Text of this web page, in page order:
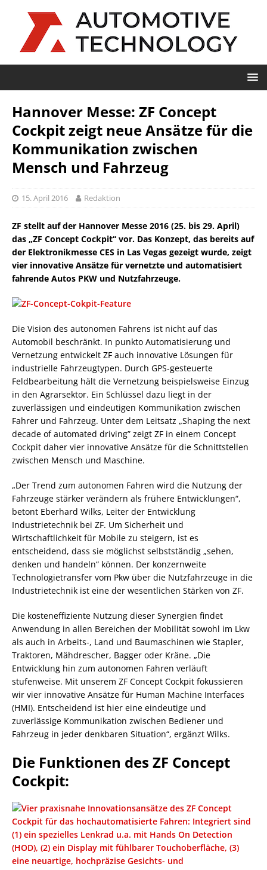
Hannover Messe: ZF Concept
Cockpit zeigt neue Ansätze für die
Kommunikation zwischen
Mensch und Fahrzeug
15. April 2016 Redaktion
ZF stellt auf der Hannover Messe 2016 (25. bis 29. April)
das „ZF Concept Cockpit“ vor. Das Konzept, das bereits auf
der Elektronikmesse CES in Las Vegas gezeigt wurde, zeigt
vier innovative Ansätze für vernetzte und automatisiert
fahrende Autos PKW und Nutzfahrzeuge.
Die Vision des autonomen Fahrens ist nicht auf das
Automobil beschränkt. In punkto Automatisierung und
Vernetzung entwickelt ZF auch innovative Lösungen für
industrielle Fahrzeugtypen. Durch GPS-gesteuerte
Feldbearbeitung hält die Vernetzung beispielsweise Einzug
in den Agrarsektor. Ein Schlüssel dazu liegt in der
zuverlässigen und eindeutigen Kommunikation zwischen
Fahrer und Fahrzeug. Unter dem Leitsatz „Shaping the next
decade of automated driving” zeigt ZF in einem Concept
Cockpit daher vier innovative Ansätze für die Schnittstellen
zwischen Mensch und Maschine.
„Der Trend zum autonomen Fahren wird die Nutzung der
Fahrzeuge stärker verändern als frühere Entwicklungen“,
betont Eberhard Wilks, Leiter der Entwicklung
Industrietechnik bei ZF. Um Sicherheit und
Wirtschaftlichkeit für Mobile zu steigern, ist es
entscheidend, dass sie möglichst selbstständig „sehen,
denken und handeln“ können. Der konzernweite
Technologietransfer vom Pkw über die Nutzfahrzeuge in die
Industrietechnik ist eine der wesentlichen Stärken von ZF.
Die kosteneffiziente Nutzung dieser Synergien findet
Anwendung in allen Bereichen der Mobilität sowohl im Lkw
als auch in Arbeits-, Land und Baumaschinen wie Stapler,
Traktoren, Mähdrescher, Bagger oder Kräne. „Die
Entwicklung hin zum autonomen Fahren verläuft
stufenweise. Mit unserem ZF Concept Cockpit fokussieren
wir vier innovative Ansätze für Human Machine Interfaces
(HMI). Entscheidend ist hier eine eindeutige und
zuverlässige Kommunikation zwischen Bediener und
Fahrzeug in jeder denkbaren Situation“, ergänzt Wilks.
Die Funktionen des ZF Concept
Cockpit: